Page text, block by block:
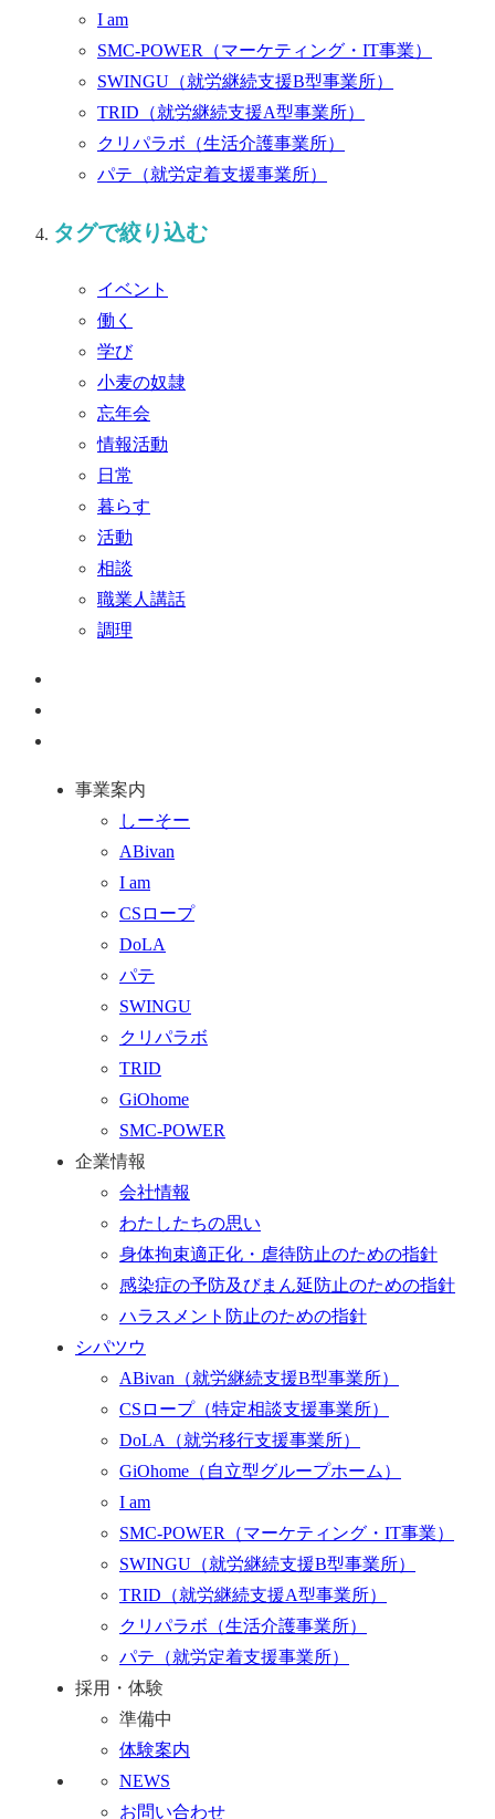
I am
SMC-POWER （マーケティング・IT事業）
SWINGU （就労継続支援B型事業所）
TRID （就労継続支援A型事業所）
クリパラボ （生活介護事業所）
パテ （就労定着支援事業所）
タグで絞り込む
イベント
働く
学び
小麦の奴隷
忘年会
情報活動
日常
暮らす
活動
相談
職業人講話
調理
事業案内
しーそー
ABivan
I am
CSロープ
DoLA
パテ
SWINGU
クリパラボ
TRID
GiOhome
SMC-POWER
企業情報
会社情報
わたしたちの思い
身体拘束適正化・虐待防止のための指針
感染症の予防及びまん延防止のための指針
ハラスメント防止のための指針
シパツウ
ABivan （就労継続支援B型事業所）
CSロープ （特定相談支援事業所）
DoLA （就労移行支援事業所）
GiOhome （自立型グループホーム）
I am
SMC-POWER （マーケティング・IT事業）
SWINGU （就労継続支援B型事業所）
TRID （就労継続支援A型事業所）
クリパラボ （生活介護事業所）
パテ （就労定着支援事業所）
採用・体験
準備中
体験案内
NEWS
お問い合わせ